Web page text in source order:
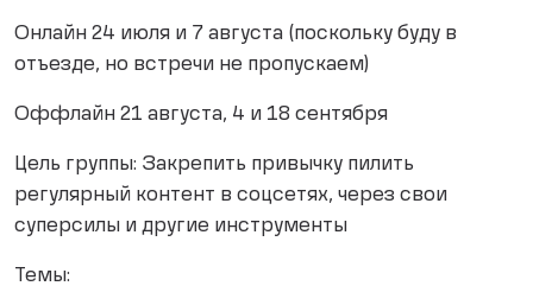
Онлайн 24 июля и 7 августа (поскольку буду в
отъезде, но встречи не пропускаем)
Оффлайн 21 августа, 4 и 18 сентября
Цель группы: Закрепить привычку пилить
регулярный контент в соцсетях, через свои
суперсилы и другие инструменты
Темы: